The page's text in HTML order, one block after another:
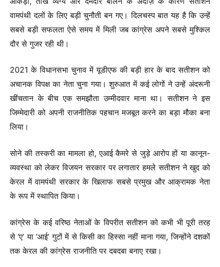
वामपंथी दलों के लिए बड़ी चुनौती बन गए। दिलचस्प बात यह है कि उन्हें
सबसे बड़ी सफलता ऐसे समय में मिली जब कांग्रेस अपने सबसे मुश्किल
दौर से गुजर रही थी।
2021 के विधानसभा चुनाव में यूडीएफ की बड़ी हार के बाद सतीशन को
अचानक विपक्ष का नेता चुना गया। शुरुआत में कई लोगों ने उन्हें अंदरूनी
खींचतान के बीच एक समझौता उम्मीदवार माना था। सतीशन ने इस
जिम्मेदारी को अपनी राजनीतिक पहचान मजबूत करने का बड़ा मौका बना
लिया।
सोने की तस्करी का मामला हो, एआई कैमरे से जुड़े आरोप हों या कानून-
व्यवस्था को लेकर विजयन सरकार पर लगातार हमले सतीशन ने खुद को
केरल में वामपंथी सरकार के खिलाफ सबसे प्रमुख और आक्रामक नेता
के रूप में स्थापित किया।
कांग्रेस के कई वरिष्ठ नेताओं के विपरीत सतीशन को कभी भी पूरी तरह
से ‘ए’ या ‘आई’ गुटों में से किसी का हिस्सा नहीं माना गया, जिन्होंने दशकों
तक केरल की कांग्रेस राजनीति पर दबदबा बनाए रखा।